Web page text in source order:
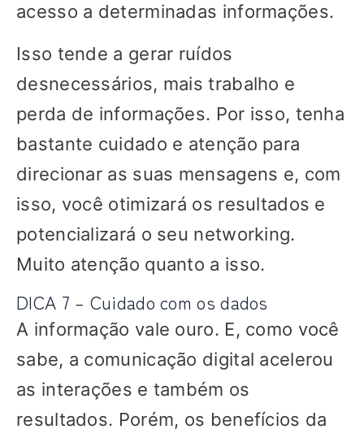
acesso a determinadas informações.
Isso tende a gerar ruídos
desnecessários, mais trabalho e
perda de informações. Por isso, tenha
bastante cuidado e atenção para
direcionar as suas mensagens e, com
isso, você otimizará os resultados e
potencializará o seu networking.
Muito atenção quanto a isso.
DICA 7 – Cuidado com os dados
A informação vale ouro. E, como você
sabe, a comunicação digital acelerou
as interações e também os
resultados. Porém, os benefícios da